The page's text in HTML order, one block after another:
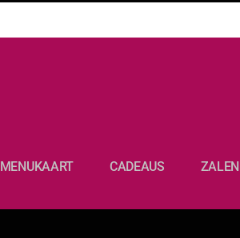
MENUKAART CADEAUS ZALEN